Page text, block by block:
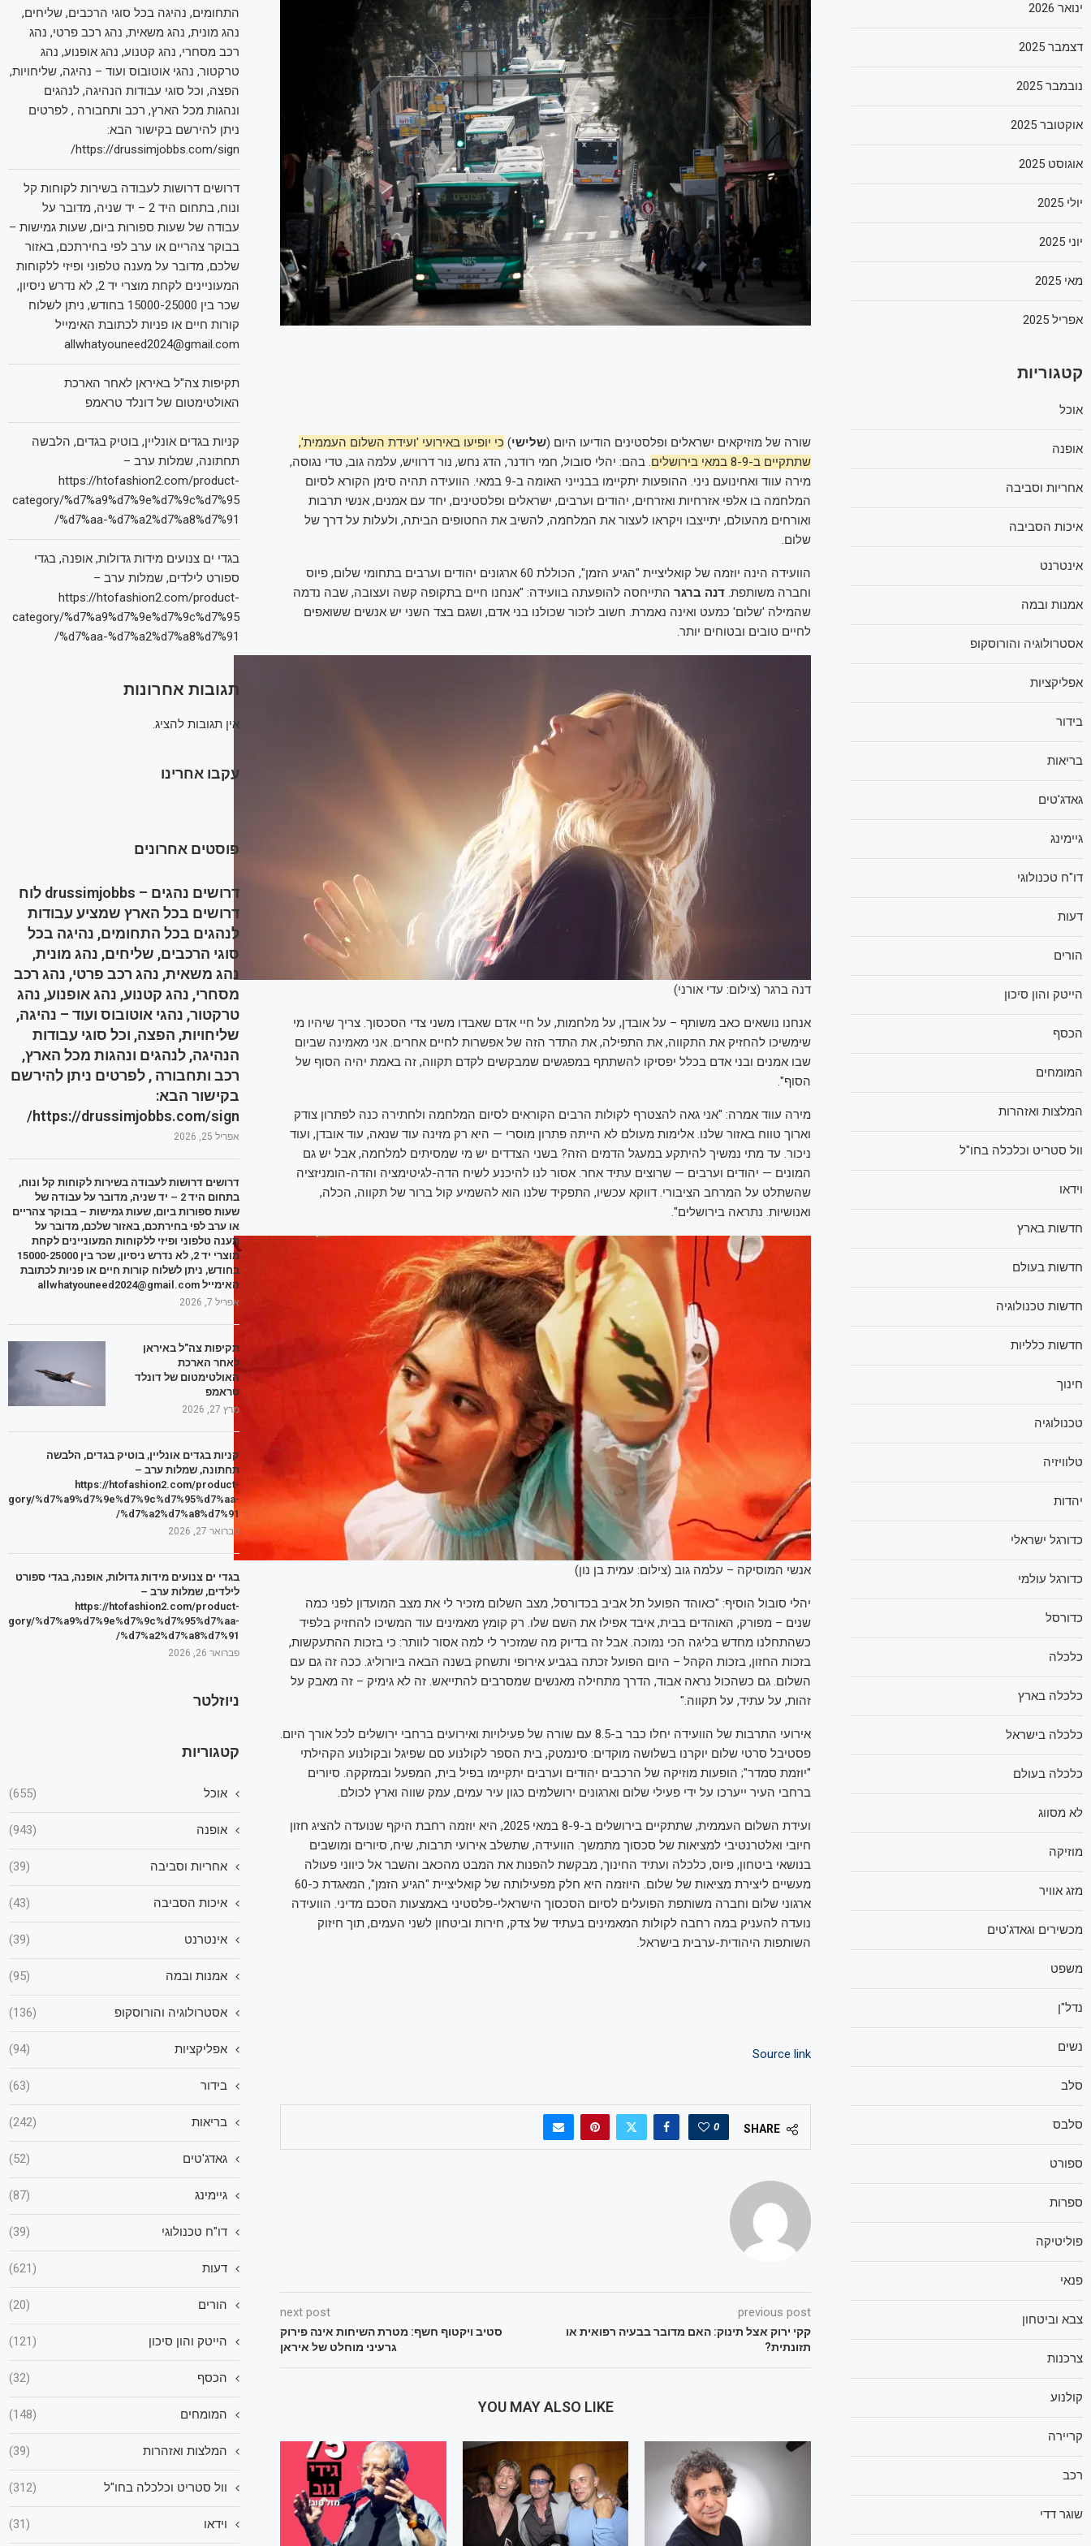
שורה של מוזיקאים ישראלים ופלסטינים הודיעו היום (שלישי) כי יופיעו באירועי 'ועידת השלום העממית',
שתתקיים ב-8-9 במאי בירושלים
. בהם: יהלי סובול, חמי רודנר, הדג נחש, נור דרוויש, עלמה גוב, טדי נגוסה,
מירה עווד ואחינועם ניני. ההופעות יתקיימו בבנייני האומה ב-9 במאי. הוועידה תהיה סימן הקורא לסיום
המלחמה בו אלפי אזרחיות ואזרחים, יהודים וערבים, ישראלים ופלסטינים, יחד עם אמנים, אנשי תרבות
ואורחים מהעולם, יתייצבו ויקראו לעצור את המלחמה, להשיב את החטופים הביתה, ולעלות על דרך של
שלום.
הוועידה הינה יוזמה של קואליציית "הגיע הזמן", הכוללת 60 ארגונים יהודים וערבים בתחומי שלום, פיוס
וחברה משותפת. דנה ברגרהתייחסה להופעתה בוועידה: "אנחנו חיים בתקופה קשה ועצובה, שבה נדמה
שהמילה 'שלום' כמעט ואינה נאמרת. חשוב לזכור שכולנו בני אדם, ושגם בצד השני יש אנשים ששואפים
לחיים טובים ובטוחים יותר.
דנה ברגר (צילום: עדי אורני)
אנחנו נושאים כאב משותף – על אובדן, על מלחמות, על חיי אדם שאבדו משני צדי הסכסוך. צריך שיהיו מי
שימשיכו להחזיק את התקווה, את התפילה, את התדר הזה של אפשרות לחיים אחרים. אני מאמינה שביום
שבו אמנים ובני אדם בכלל יפסיקו להשתתף במפגשים שמבקשים לקדם תקווה, זה באמת יהיה הסוף של
הסוף".
מירה עווד אמרה: "אני גאה להצטרף לקולות הרבים הקוראים לסיום המלחמה ולחתירה כנה לפתרון צודק
וארוך טווח באזור שלנו. אלימות מעולם לא הייתה פתרון מוסרי — היא רק מזינה עוד שנאה, עוד אובדן, ועוד
ניכור. עד מתי נמשיך להיתקע במעגל הדמים הזה? בשני הצדדים יש מי שמסיתים למלחמה, אבל יש גם
המונים — יהודים וערבים — שרוצים עתיד אחר. אסור לנו להיכנע לשיח הדה-לגיטימציה והדה-הומניזציה
שהשתלט על המרחב הציבורי. דווקא עכשיו, התפקיד שלנו הוא להשמיע קול ברור של תקווה, הכלה,
ואנושיות. נתראה בירושלים".
אנשי המוסיקה – עלמה גוב (צילום: עמית בן נון)
יהלי סובול הוסיף: "כאוהד הפועל תל אביב בכדורסל, מצב השלום מזכיר לי את מצב המועדון לפני כמה
שנים – מפורק, האוהדים בבית, איבד אפילו את השם שלו. רק קומץ מאמינים עוד המשיכו להחזיק בלפיד
כשהתחלנו מחדש בליגה הכי נמוכה. אבל זה בדיוק מה שמזכיר לי למה אסור לוותר: כי בזכות ההתעקשות,
בזכות החזון, בזכות הקהל – היום הפועל זכתה בגביע אירופי ותשחק בשנה הבאה ביורוליג. ככה זה גם עם
השלום. גם כשהכול נראה אבוד, הדרך מתחילה מאנשים שמסרבים להתייאש. זה לא גימיק – זה מאבק על
זהות, על עתיד, על תקווה."
אירועי התרבות של הוועידה יחלו כבר ב-8.5 עם שורה של פעילויות ואירועים ברחבי ירושלים לכל אורך היום.
פסטיבל סרטי שלום יוקרנו בשלושה מוקדים: סינמטק, בית הספר לקולנוע סם שפיגל ובקולנוע הקהילתי
"יוזמת סמדר"; הופעות מוזיקה של הרכבים יהודים וערבים יתקיימו בפיל בית, המפעל ובמזקקה. סיורים
ברחבי העיר ייערכו על ידי פעילי שלום וארגונים ירושלמים כגון עיר עמים, עמק שווה וארץ לכולם.
ועידת השלום העממית, שתתקיים בירושלים ב-8-9 במאי 2025, היא יוזמה רחבת היקף שנועדה להציג חזון
חיובי ואלטרנטיבי למציאות של סכסוך מתמשך. הוועידה, שתשלב אירועי תרבות, שיח, סיורים ומושבים
בנושאי ביטחון, פיוס, כלכלה ועתיד החינוך, מבקשת להפנות את המבט מהכאב והשבר אל כיווני פעולה
מעשיים ליצירת מציאות של שלום. היוזמה היא חלק מפעילותה של קואליציית "הגיע הזמן", המאגדת כ-60
ארגוני שלום וחברה משותפת הפועלים לסיום הסכסוך הישראלי-פלסטיני באמצעות הסכם מדיני. הוועידה
נועדה להעניק במה רחבה לקולות המאמינים בעתיד של צדק, חירות וביטחון לשני העמים, תוך חיזוק
השותפות היהודית-ערבית בישראל.
Source link
SHARE
0
previous post
קקי ירוק אצל תינוק: האם מדובר בבעיה רפואית או
תזונתית?
next post
סטיב ויקטוף חשף: מטרת השיחות אינה פירוק
גרעיני מוחלט של איראן
YOU MAY ALSO LIKE
התחומים, נהיגה בכל סוגי הרכבים, שליחים,
נהג מונית, נהג משאית, נהג רכב פרטי, נהג
רכב מסחרי, נהג קטנוע, נהג אופנוע, נהג
טרקטור, נהגי אוטובוס ועוד – נהיגה, שליחויות,
הפצה, וכל סוגי עבודות הנהיגה, לנהגים
ונהגות מכל הארץ, רכב ותחבורה , לפרטים
ניתן להירשם בקישור הבא:
https://drussimjobbs.com/sign/
דרושים דרושות לעבודה בשירות לקוחות קל
ונוח, בתחום היד 2 – יד שניה, מדובר על
עבודה של שעות ספורות ביום, שעות גמישות –
בבוקר צהריים או ערב לפי בחירתכם, באזור
שלכם, מדובר על מענה טלפוני ופיזי ללקוחות
המעוניינים לקחת מוצרי יד 2, לא נדרש ניסיון,
שכר בין 15000-25000 בחודש, ניתן לשלוח
קורות חיים או פניות לכתובת האימייל
allwhatyouneed2024@gmail.com
תקיפות צה"ל באיראן לאחר הארכת
האולטימטום של דונלד טראמפ
קניות בגדים אונליין, בוטיק בגדים, הלבשה
תחתונה, שמלות ערב –
https://htofashion2.com/product-
category/%d7%a9%d7%9e%d7%9c%d7%95
%d7%aa-%d7%a2%d7%a8%d7%91/
בגדי ים צנועים מידות גדולות, אופנה, בגדי
ספורט לילדים, שמלות ערב –
https://htofashion2.com/product-
category/%d7%a9%d7%9e%d7%9c%d7%95
%d7%aa-%d7%a2%d7%a8%d7%91/
תגובות אחרונות
אין תגובות להציג.
עקבו אחרינו
פוסטים אחרונים
דרושים נהגים – drussimjobbs לוח
דרושים בכל הארץ שמציע עבודות
לנהגים בכל התחומים, נהיגה בכל
סוגי הרכבים, שליחים, נהג מונית,
נהג משאית, נהג רכב פרטי, נהג רכב
מסחרי, נהג קטנוע, נהג אופנוע, נהג
טרקטור, נהגי אוטובוס ועוד – נהיגה,
שליחויות, הפצה, וכל סוגי עבודות
הנהיגה, לנהגים ונהגות מכל הארץ,
רכב ותחבורה , לפרטים ניתן להירשם
בקישור הבא:
https://drussimjobbs.com/sign/
אפריל 25, 2026
דרושים דרושות לעבודה בשירות לקוחות קל ונוח,
בתחום היד 2 – יד שניה, מדובר על עבודה של
שעות ספורות ביום, שעות גמישות – בבוקר צהריים
או ערב לפי בחירתכם, באזור שלכם, מדובר על
מענה טלפוני ופיזי ללקוחות המעוניינים לקחת
מוצרי יד 2, לא נדרש ניסיון, שכר בין 15000-25000
בחודש, ניתן לשלוח קורות חיים או פניות לכתובת
האימייל allwhatyouneed2024@gmail.com
אפריל 7, 2026
תקיפות צה"ל באיראן
לאחר הארכת
האולטימטום של דונלד
טראמפ
מרץ 27, 2026
קניות בגדים אונליין, בוטיק בגדים, הלבשה
תחתונה, שמלות ערב –
https://htofashion2.com/product-
%d7%a9%d7%9e%d7%9c%d7%95%d7%aa-
%d7%a2%d7%a8%d7%91/
פברואר 27, 2026
בגדי ים צנועים מידות גדולות, אופנה, בגדי ספורט
לילדים, שמלות ערב –
https://htofashion2.com/product-
%d7%a9%d7%9e%d7%9c%d7%95%d7%aa-
%d7%a2%d7%a8%d7%91/
פברואר 26, 2026
ניוזלטר
קטגוריות
אוכל (655)
אופנה (943)
אחריות וסביבה (39)
איכות הסביבה (43)
אינטרנט (39)
אמנות ובמה (95)
אסטרולוגיה והורוסקופ (136)
אפליקציות (94)
בידור (63)
בריאות (242)
גאדג'טים (52)
גיימינג (87)
דו"ח טכנולוגי (39)
דעות (621)
הורים (20)
הייטק והון סיכון (121)
הכסף (32)
המומחים (148)
המלצות ואזהרות (39)
וול סטריט וכלכלה בחו"ל (312)
וידאו (31)
ינואר 2026
דצמבר 2025
נובמבר 2025
אוקטובר 2025
אוגוסט 2025
יולי 2025
יוני 2025
מאי 2025
אפריל 2025
קטגוריות
אוכל
אופנה
אחריות וסביבה
איכות הסביבה
אינטרנט
אמנות ובמה
אסטרולוגיה והורוסקופ
אפליקציות
בידור
בריאות
גאדג'טים
גיימינג
דו"ח טכנולוגי
דעות
הורים
הייטק והון סיכון
הכסף
המומחים
המלצות ואזהרות
וול סטריט וכלכלה בחו"ל
וידאו
חדשות בארץ
חדשות בעולם
חדשות טכנולוגיה
חדשות כלליות
חינוך
טכנולוגיה
טלוויזיה
יהדות
כדורגל ישראלי
כדורגל עולמי
כדורסל
כלכלה
כלכלה בארץ
כלכלה בישראל
כלכלה בעולם
לא מסווג
מוזיקה
מזג אוויר
מכשירים וגאדג'טים
משפט
נדל"ן
נשים
סלב
סלבס
ספורט
ספרות
פוליטיקה
פנאי
צבא וביטחון
צרכנות
קולנוע
קריירה
רכב
שוגר דדי